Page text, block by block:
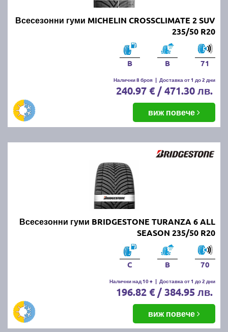
Всесезонни гуми MICHELIN CROSSCLIMATE 2 SUV
235/50 R20
B B 71
Налични 8 броя | Доставка от 1 до 2 дни
240.97 € / 471.30 лв.
виж повече
Всесезонни гуми BRIDGESTONE TURANZA 6 ALL
SEASON 235/50 R20
C B 70
Налични над 10 + | Доставка от 1 до 2 дни
196.82 € / 384.95 лв.
виж повече